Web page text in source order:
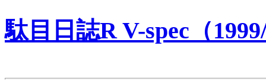
駄目日誌R V-spec（